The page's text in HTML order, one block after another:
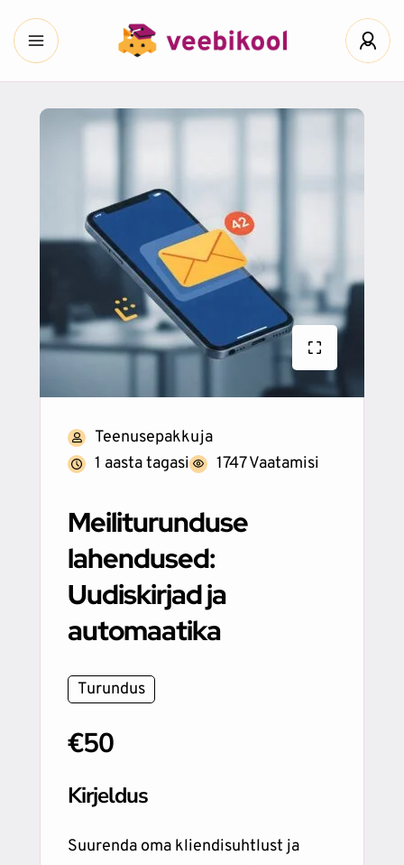
Teenusepakkuja
1 aasta tagasi
1747 Vaatamisi
Meiliturunduse
lahendused:
Uudiskirjad ja
automaatika
Turundus
€50
Kirjeldus
Suurenda oma kliendisuhtlust ja